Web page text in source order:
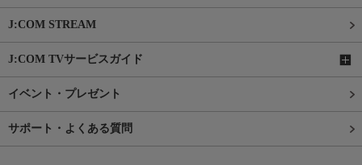
J:COM STREAM
J:COM TVサービスガイド
イベント・プレゼント
サポート・よくある質問